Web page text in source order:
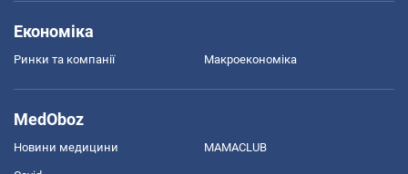
Економіка
Ринки та компанії Макроекономіка
MedOboz
Новини медицини MAMACLUB